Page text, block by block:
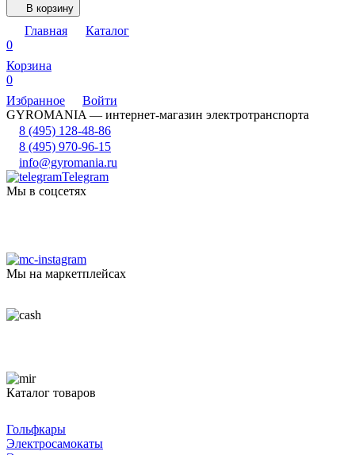
В корзину
Главная
Каталог
0
Корзина
0
Избранное
Войти
GYROMANIA — интернет-магазин электротранспорта
8 (495) 128-48-86
8 (495) 970-96-15
info@gyromania.ru
Telegram
Мы в соцсетях
Мы на маркетплейсах
Каталог товаров
Гольфкары
Электросамокаты